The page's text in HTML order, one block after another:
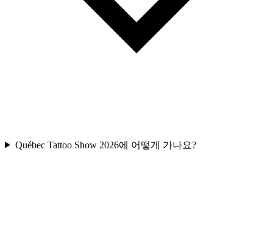
Québec Tattoo Show 2026에 어떻게 가나요?